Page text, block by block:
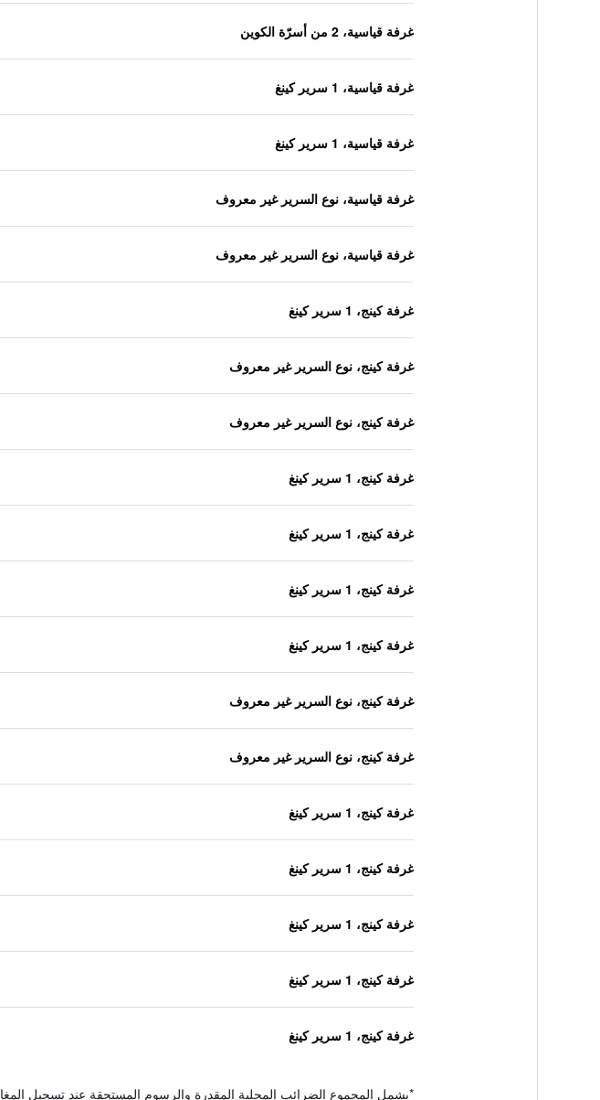
غرفة قياسية، 2 من أسرّة الكوين
غرفة قياسية، 1 سرير كينغ
غرفة قياسية، 1 سرير كينغ
غرفة قياسية، نوع السرير غير معروف
غرفة قياسية، نوع السرير غير معروف
غرفة كينج، 1 سرير كينغ
غرفة كينج، نوع السرير غير معروف
غرفة كينج، نوع السرير غير معروف
غرفة كينج، 1 سرير كينغ
غرفة كينج، 1 سرير كينغ
غرفة كينج، 1 سرير كينغ
غرفة كينج، 1 سرير كينغ
غرفة كينج، نوع السرير غير معروف
غرفة كينج، نوع السرير غير معروف
غرفة كينج، 1 سرير كينغ
غرفة كينج، 1 سرير كينغ
غرفة كينج، 1 سرير كينغ
غرفة كينج، 1 سرير كينغ
غرفة كينج، 1 سرير كينغ
*يشمل المجموع الضرائب المحلية المقدرة والرسوم المستحقة عند تسجيل